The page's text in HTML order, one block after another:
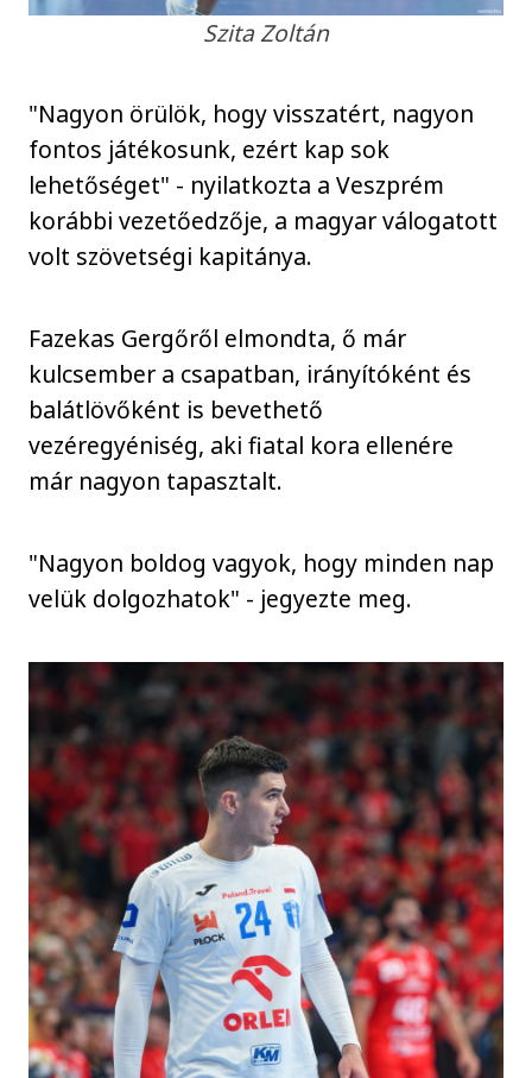
Szita Zoltán
"Nagyon örülök, hogy visszatért, nagyon
fontos játékosunk, ezért kap sok
lehetőséget" - nyilatkozta a Veszprém
korábbi vezetőedzője, a magyar válogatott
volt szövetségi kapitánya.
Fazekas Gergőről elmondta, ő már
kulcsember a csapatban, irányítóként és
balátlövőként is bevethető
vezéregyéniség, aki fiatal kora ellenére
már nagyon tapasztalt.
"Nagyon boldog vagyok, hogy minden nap
velük dolgozhatok" - jegyezte meg.